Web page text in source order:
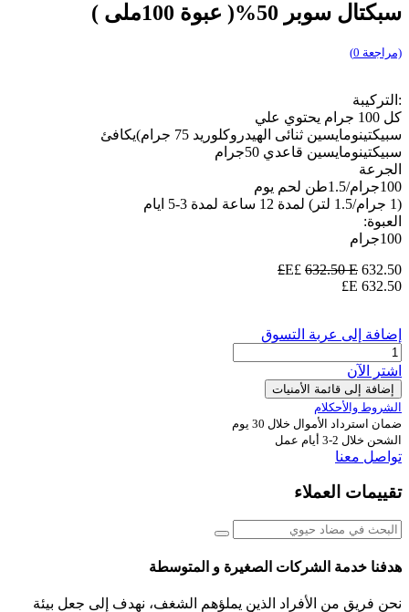
سبكتال سوبر 50%( عبوة 100ملى )
(مراجعة 0)
:التركيبة
كل 100 جرام يحتوي علي
سبيكتينومايسين ثنائى الهيدروكلوريد 75 جرام)يكافئ
سبيكتينومايسين قاعدي 50جرام
الجرعة
100جرام/1.5طن لحم يوم
(1 جرام/1.5 لتر) لمدة 12 ساعة لمدة 3-5 ايام
العبوة:
100جرام
632.50
632.50E£
632.50
إضافة إلى عربة التسوق
اشترِ الآن
إضافة إلى قائمة الأمنيات
الشروط والأحكلام
ضمان استرداد الأموال خلال 30 يوم
الشحن خلال 2-3 أيام عمل
تواصل معنا
تقييمات العملاء
هدفنا خدمة الشركات الصغيرة و المتوسطة
نحن فريق من الأفراد الذين يملؤهم الشغف، نهدف إلى جعل بيئة